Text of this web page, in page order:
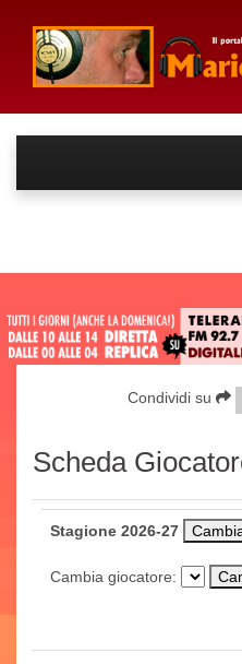
Condividi su
Scheda
Stagione 2026-27
Cambia giocatore: